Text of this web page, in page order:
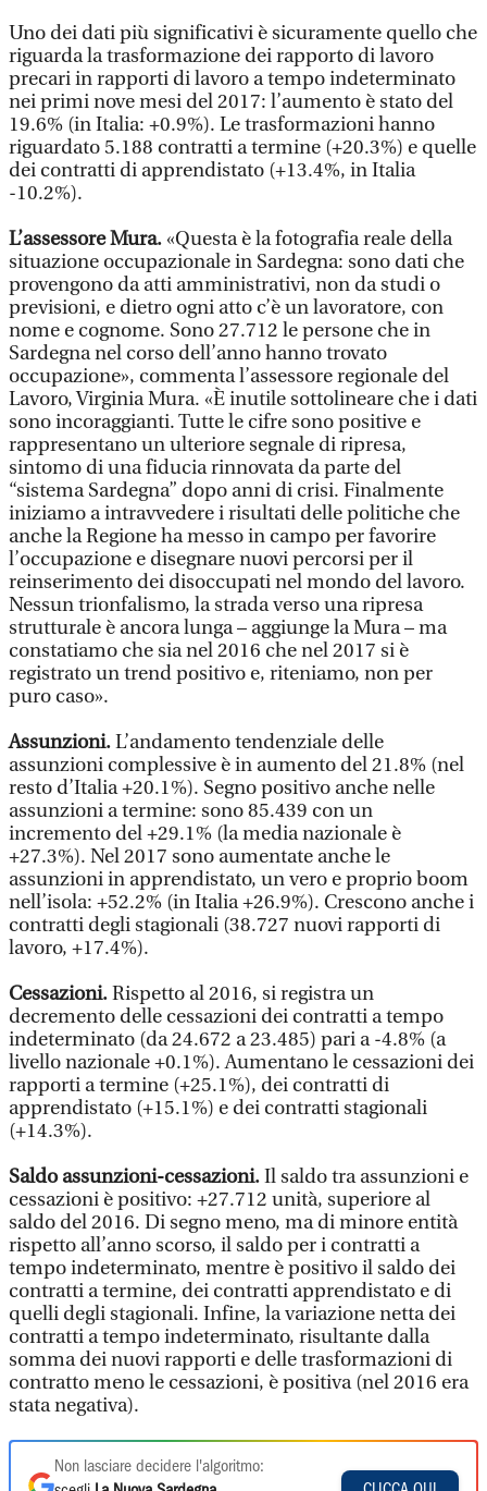
Uno dei dati più significativi è sicuramente quello che
riguarda la trasformazione dei rapporto di lavoro
precari in rapporti di lavoro a tempo indeterminato
nei primi nove mesi del 2017: l’aumento è stato del
19.6% (in Italia: +0.9%). Le trasformazioni hanno
riguardato 5.188 contratti a termine (+20.3%) e quelle
dei contratti di apprendistato (+13.4%, in Italia
-10.2%).
L’assessore Mura.«Questa è la fotografia reale della
situazione occupazionale in Sardegna: sono dati che
provengono da atti amministrativi, non da studi o
previsioni, e dietro ogni atto c’è un lavoratore, con
nome e cognome. Sono 27.712 le persone che in
Sardegna nel corso dell’anno hanno trovato
occupazione», commenta l’assessore regionale del
Lavoro, Virginia Mura. «È inutile sottolineare che i dati
sono incoraggianti. Tutte le cifre sono positive e
rappresentano un ulteriore segnale di ripresa,
sintomo di una fiducia rinnovata da parte del
“sistema Sardegna” dopo anni di crisi. Finalmente
iniziamo a intravvedere i risultati delle politiche che
anche la Regione ha messo in campo per favorire
l’occupazione e disegnare nuovi percorsi per il
reinserimento dei disoccupati nel mondo del lavoro.
Nessun trionfalismo, la strada verso una ripresa
strutturale è ancora lunga – aggiunge la Mura – ma
constatiamo che sia nel 2016 che nel 2017 si è
registrato un trend positivo e, riteniamo, non per
puro caso».
Assunzioni.L’andamento tendenziale delle
assunzioni complessive è in aumento del 21.8% (nel
resto d’Italia +20.1%). Segno positivo anche nelle
assunzioni a termine: sono 85.439 con un
incremento del +29.1% (la media nazionale è
+27.3%). Nel 2017 sono aumentate anche le
assunzioni in apprendistato, un vero e proprio boom
nell’isola: +52.2% (in Italia +26.9%). Crescono anche i
contratti degli stagionali (38.727 nuovi rapporti di
lavoro, +17.4%).
Cessazioni.Rispetto al 2016, si registra un
decremento delle cessazioni dei contratti a tempo
indeterminato (da 24.672 a 23.485) pari a -4.8% (a
livello nazionale +0.1%). Aumentano le cessazioni dei
rapporti a termine (+25.1%), dei contratti di
apprendistato (+15.1%) e dei contratti stagionali
(+14.3%).
Saldo assunzioni-cessazioni.Il saldo tra assunzioni e
cessazioni è positivo: +27.712 unità, superiore al
saldo del 2016. Di segno meno, ma di minore entità
rispetto all’anno scorso, il saldo per i contratti a
tempo indeterminato, mentre è positivo il saldo dei
contratti a termine, dei contratti apprendistato e di
quelli degli stagionali. Infine, la variazione netta dei
contratti a tempo indeterminato, risultante dalla
somma dei nuovi rapporti e delle trasformazioni di
contratto meno le cessazioni, è positiva (nel 2016 era
stata negativa).
Non lasciare decidere l'algoritmo: